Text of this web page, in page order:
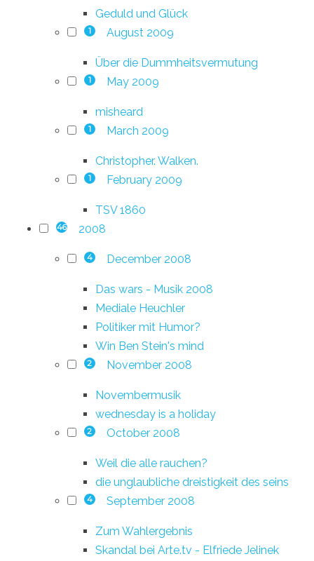
Geduld und Glück
1 August 2009
Über die Dummheitsvermutung
1 May 2009
misheard
1 March 2009
Christopher. Walken.
1 February 2009
TSV 1860
46 2008
4 December 2008
Das wars - Musik 2008
Mediale Heuchler
Politiker mit Humor?
Win Ben Stein's mind
2 November 2008
Novembermusik
wednesday is a holiday
2 October 2008
Weil die alle rauchen?
die unglaubliche dreistigkeit des seins
4 September 2008
Zum Wahlergebnis
Skandal bei Arte.tv - Elfriede Jelinek